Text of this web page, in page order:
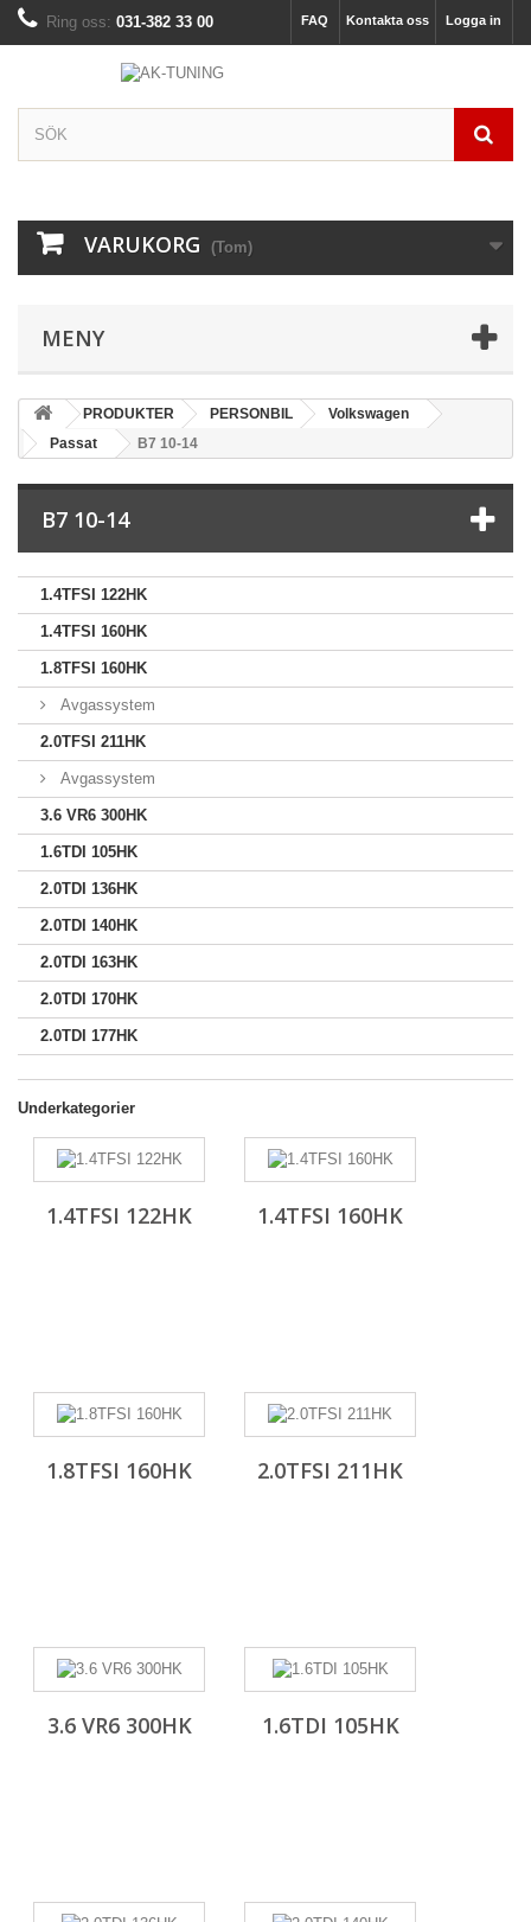
Logga in
Kontakta oss
FAQ
Ring oss: 031-382 33 00
VARUKORG (Tom)
MENY
PRODUKTER PERSONBIL
Volkswagen
Passat
B7 10-14
B7 10-14
1.4TFSI 122HK
1.4TFSI 160HK
1.8TFSI 160HK
Avgassystem
2.0TFSI 211HK
Avgassystem
3.6 VR6 300HK
1.6TDI 105HK
2.0TDI 136HK
2.0TDI 140HK
2.0TDI 163HK
2.0TDI 170HK
2.0TDI 177HK
Underkategorier
1.4TFSI 122HK 1.4TFSI 160HK
1.8TFSI 160HK 2.0TFSI 211HK
3.6 VR6 300HK 1.6TDI 105HK